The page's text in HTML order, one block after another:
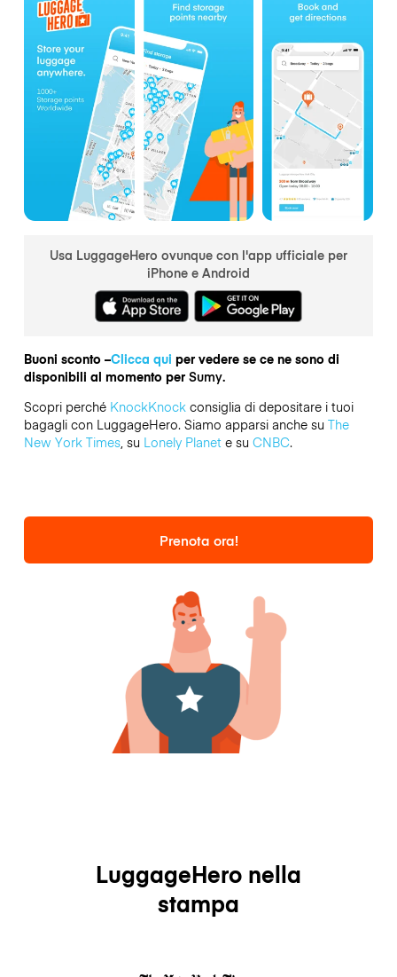
Usa LuggageHero ovunque con l'app ufficiale per
iPhone e Android
Buoni sconto –Clicca qui per vedere se ce ne sono di
disponibili al momento per Sumy.
Scopri perché KnockKnockconsiglia di depositare i tuoi
bagagli con LuggageHero. Siamo apparsi anche su The
New York Times, su Lonely Planete su CNBC.
Prenota ora!
LuggageHero nella
stampa